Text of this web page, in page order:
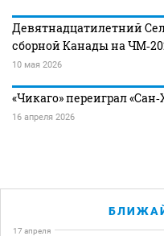
Девятнадцатилетний
сборной Канады на
10 мая 2026
«Чикаго» переиграл
16 апреля 2026
17 апреля